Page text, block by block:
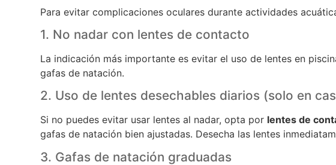
Para evitar complicaciones oculares durante actividades
1. No nadar con lentes de contacto
La indicación más importante es evitar el uso de lentes en
gafas de natación.
2. Uso de lentes desechables diarios (solo en
Si no puedes evitar usar lentes al nadar, opta por lentes de
gafas de natación bien ajustadas. Desecha las lentes
3. Gafas de natación graduadas